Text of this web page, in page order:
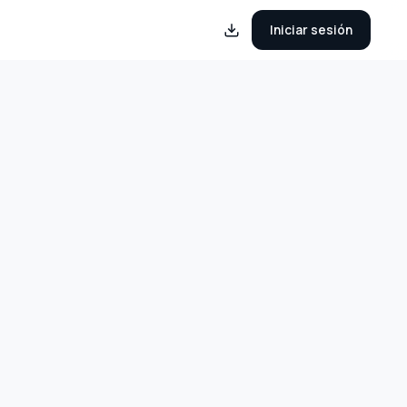
Iniciar sesión